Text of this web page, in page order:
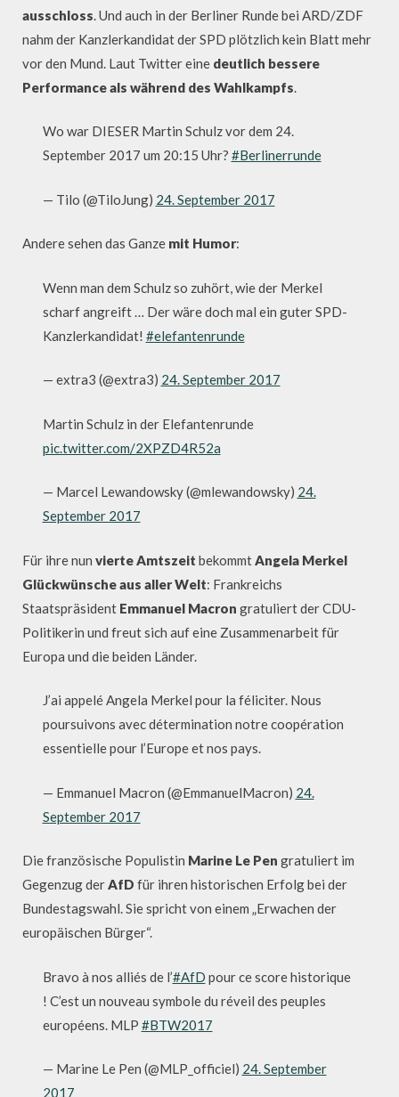
ausschloss. Und auch in der Berliner Runde bei ARD/ZDF
nahm der Kanzlerkandidat der SPD plötzlich kein Blatt mehr
vor den Mund. Laut Twitter eine deutlich bessere
Performance als während des Wahlkampfs.
Wo war DIESER Martin Schulz vor dem 24.
September 2017 um 20:15 Uhr? #Berlinerrunde
— Tilo (@TiloJung) 24. September 2017
Andere sehen das Ganze mit Humor:
Wenn man dem Schulz so zuhört, wie der Merkel
scharf angreift … Der wäre doch mal ein guter SPD-
Kanzlerkandidat! #elefantenrunde
— extra3 (@extra3) 24. September 2017
Martin Schulz in der Elefantenrunde
pic.twitter.com/2XPZD4R52a
— Marcel Lewandowsky (@mlewandowsky) 24.
September 2017
Für ihre nun vierte Amtszeit bekommtAngela Merkel
Glückwünsche aus aller Welt: Frankreichs
Staatspräsident Emmanuel Macron gratuliert der CDU-
Politikerin und freut sich auf eine Zusammenarbeit für
Europa und die beiden Länder.
J’ai appelé Angela Merkel pour la féliciter. Nous
poursuivons avec détermination notre coopération
essentielle pour l’Europe et nos pays.
— Emmanuel Macron (@EmmanuelMacron) 24.
September 2017
Die französische Populistin Marine Le Pen gratuliert im
Gegenzug derAfD für ihren historischen Erfolg bei der
Bundestagswahl. Sie spricht von einem „Erwachen der
europäischen Bürger“.
Bravo à nos alliés de l’#AfD pour ce score historique
! C’est un nouveau symbole du réveil des peuples
européens. MLP #BTW2017
— Marine Le Pen (@MLP_officiel) 24. September
2017